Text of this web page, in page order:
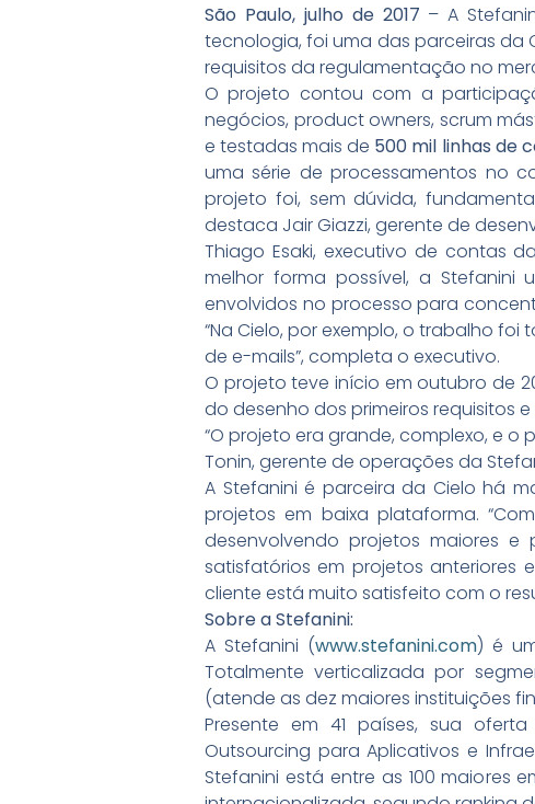
São Paulo, julho de 2017 – A
tecnologia, foi uma das parceiras da
requisitos da regulamentação no
O projeto contou com a
negócios, product owners, scrum
e testadas mais de 500 mil linhas de
uma série de processamentos no
projeto foi, sem dúvida,
destaca Jair Giazzi, gerente de
Thiago Esaki, executivo de contas
melhor forma possível, a Stefanini
envolvidos no processo para
“Na Cielo, por exemplo, o trabalho
de e-mails”, completa o executivo.
O projeto teve início em outubro de
do desenho dos primeiros requisitos
“O projeto era grande, complexo, e
Tonin, gerente de operações da
A Stefanini é parceira da Cielo há
projetos em baixa plataforma.
desenvolvendo projetos maiores e
satisfatórios em projetos anteriores
cliente está muito satisfeito com o
Sobre a Stefanini:
A Stefanini (www.stefanini.com) é
Totalmente verticalizada por
(atende as dez maiores instituições
Presente em 41 países, sua
Outsourcing para Aplicativos e
Stefanini está entre as 100 maiores